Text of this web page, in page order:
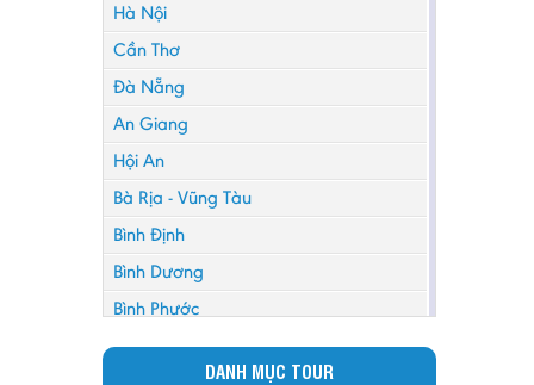
Hà Nội
Cần Thơ
Đà Nẵng
An Giang
Hội An
Bà Rịa - Vũng Tàu
Bình Định
Bình Dương
Bình Phước
Bình Thuận
DANH MỤC TOUR